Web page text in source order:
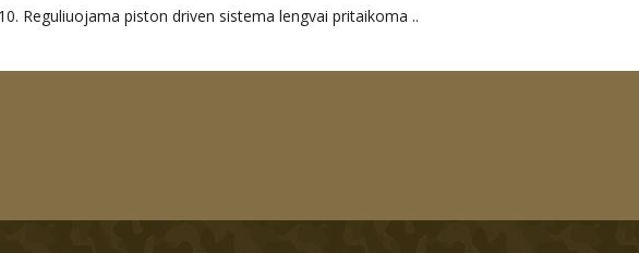
Reguliuojama piston driven sistema lengvai pritaikoma ..